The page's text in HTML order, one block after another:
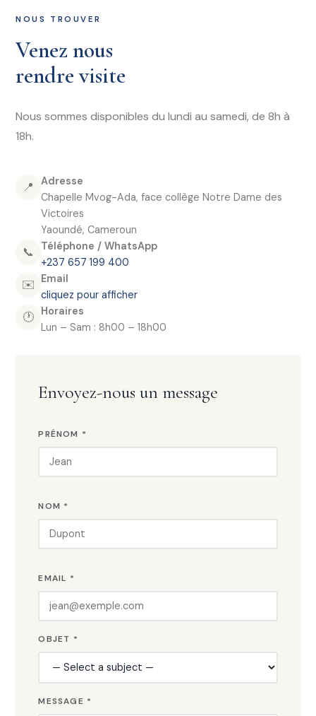
NOUS TROUVER
Venez nous
rendre visite
Nous sommes disponibles du lundi au samedi, de 8h à
18h.
📍
Adresse
Chapelle Mvog-Ada, face collège Notre Dame des
Victoires
Yaoundé, Cameroun
📞
Téléphone / WhatsApp
+237 657 199 400
✉️
Email
cliquez pour afficher
🕐
Horaires
Lun – Sam : 8h00 – 18h00
Envoyez-nous un message
PRÉNOM *
NOM *
EMAIL *
OBJET *
MESSAGE *